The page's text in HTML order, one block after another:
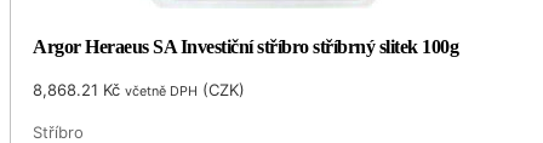
Argor Heraeus SA Investiční stříbro stříbrný slitek 100g
8,868.21 Kč včetně DPH (CZK)
Stříbro